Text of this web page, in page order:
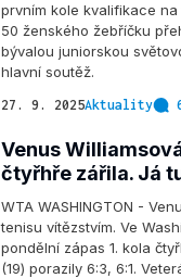
prvním kole kvalifikace na
50 ženského žebříčku
bývalou juniorskou
hlavní soutěž.
27. 9. 2025Aktuality
Venus
čtyřhře zářila. Já
WTA WASHINGTON -
tenisu vítězstvím. Ve
pondělní zápas 1. kola
(19) porazily 6:3, 6:1.